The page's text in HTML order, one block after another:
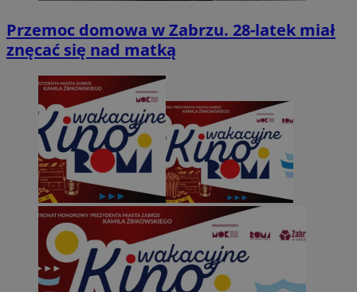
Przemoc domowa w Zabrzu. 28-latek miał
znęcać się nad matką